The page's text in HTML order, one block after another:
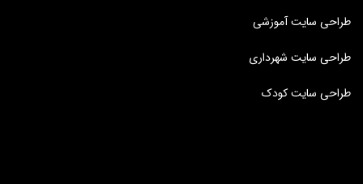
طراحی سایت آموزشی
طراحی سایت شهرداری
طراحی سایت کودک